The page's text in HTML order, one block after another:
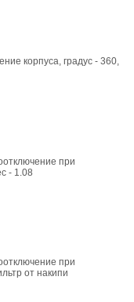
корпуса, градус - 360,
при
- 1.08
при
от накипи